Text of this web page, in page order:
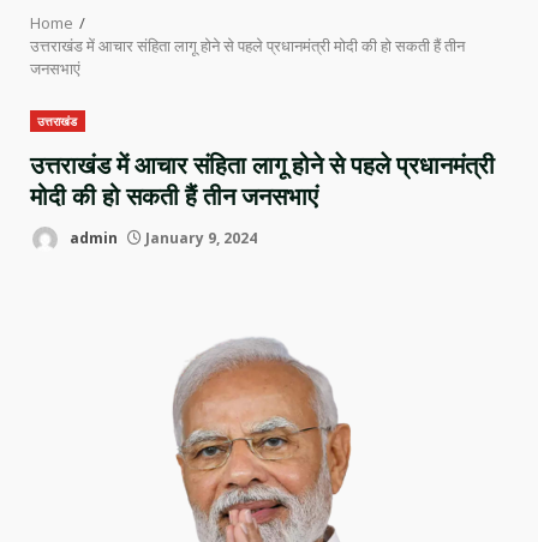
Home
उत्तराखंड में आचार संहिता लागू होने से पहले प्रधानमंत्री मोदी की हो सकती हैं तीन
जनसभाएं
उत्तराखंड
उत्तराखंड में आचार संहिता लागू होने से पहले प्रधानमंत्री
मोदी की हो सकती हैं तीन जनसभाएं
admin January 9, 2024